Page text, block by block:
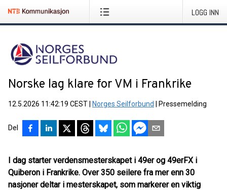
LOGG INN
Norske lag klare for VM i Frankrike
12.5.2026 11:42:19 CEST Norges Seilforbund Pressemelding
Del
I dag starter verdensmesterskapet i 49er og 49erFX i
Quiberon i Frankrike. Over 350 seilere fra mer enn 30
nasjoner deltar i mesterskapet, som markerer en viktig